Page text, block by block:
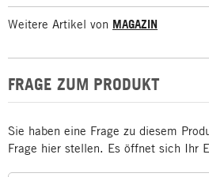
Weitere Artikel von MAGAZIN
FRAGE ZUM PRODUKT
Sie haben eine Frage zu diesem
Frage hier stellen. Es öffnet sich Ihr